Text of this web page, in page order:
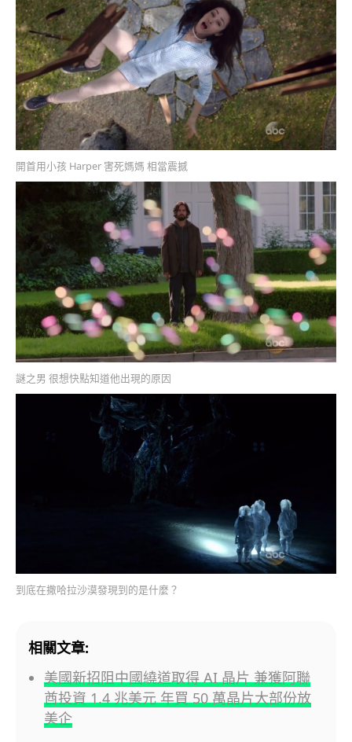
開首用小孩 Harper 害死媽媽 相當震撼
謎之男 很想快點知道他出現的原因
到底在撒哈拉沙漠發現到的是什麼？
相關文章:
美國新招阻中國繞道取得 AI 晶片 兼獲阿聯
酋投資 1.4 兆美元 年買 50 萬晶片大部份放
美企